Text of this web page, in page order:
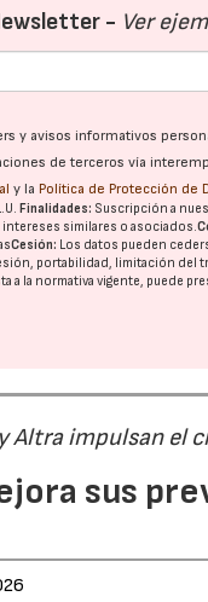
- Ver
y avisos informativos
de terceros vía
y la Política de Protección de
Finalidades: Suscripción a
intereses similares o asociados.
Cesión: Los datos pueden
portabilidad, limitación del
a la normativa vigente, puede
Altra impulsan el
sus